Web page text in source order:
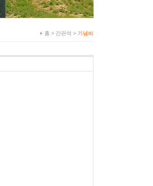
홈 > 간판석 > 기념비